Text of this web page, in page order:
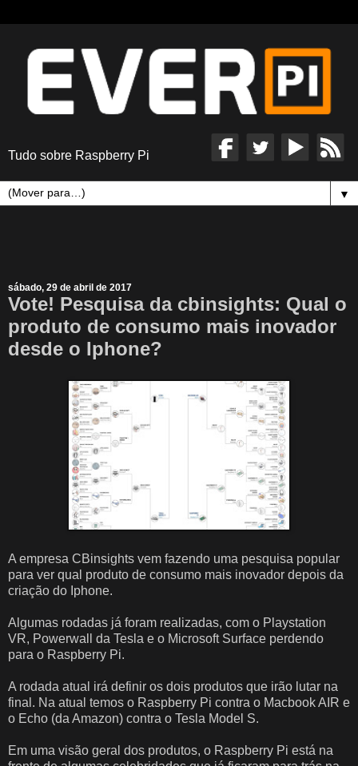
Tudo sobre Raspberry Pi
▼
sábado, 29 de abril de 2017
Vote! Pesquisa da cbinsights: Qual o
produto de consumo mais inovador
desde o Iphone?
A empresa CBinsights vem fazendo uma pesquisa popular
para ver qual produto de consumo mais inovador depois da
criação do Iphone.
Algumas rodadas já foram realizadas, com o Playstation
VR, Powerwall da Tesla e o Microsoft Surface perdendo
para o Raspberry Pi.
A rodada atual irá definir os dois produtos que irão lutar na
final. Na atual temos o Raspberry Pi contra o Macbook AIR e
o Echo (da Amazon) contra o Tesla Model S.
Em uma visão geral dos produtos, o Raspberry Pi está na